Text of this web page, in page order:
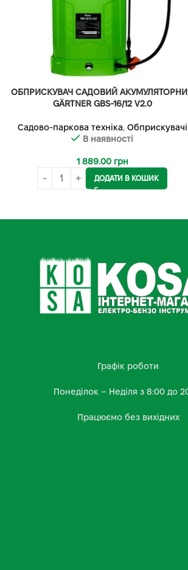
ОБПРИСКУВАЧ САДОВИЙ
GÄRTNER GBS-16/12 V2.0
Садово-паркова техніка, Обприскувачі
В наявності
1 889.00 грн
ДОДАТИ В КОШИК
Графік роботи
Понеділок – Неділя з 8:00 до
Працюємо без вихідних